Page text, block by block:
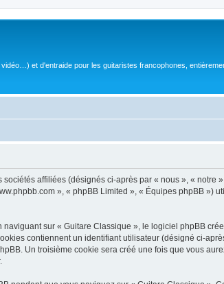
et d'entraide pour les guitaristes francophones,
affiliées (désignés ci-après par « nous », « notre
», « phpBB Limited », « Équipes phpBB »)
sur « Guitare Classique », le logiciel phpBB
contiennent un identifiant utilisateur (désigné ci-
Un troisième cookie sera créé une fois que vous